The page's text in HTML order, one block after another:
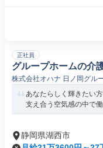
正社員
グループホームの介
株式会社オハナ 日ノ岡グル
あなたらしく輝きたい
支え合う空気感の中で
静岡県湖西市